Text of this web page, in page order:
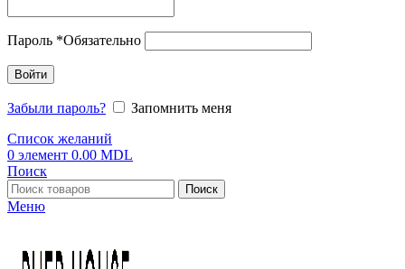
Пароль *Обязательно
Войти
Забыли пароль?
Запомнить меня
Список желаний
0 элемент 0.00 MDL
Поиск
Поиск
Меню